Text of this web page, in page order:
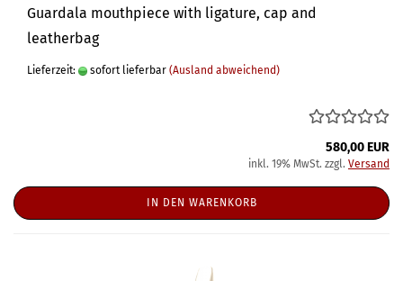
Guardala mouthpiece with ligature, cap and
leatherbag
Lieferzeit: sofort lieferbar (Ausland abweichend)
580,00 EUR
inkl. 19% MwSt. zzgl. Versand
IN DEN WARENKORB